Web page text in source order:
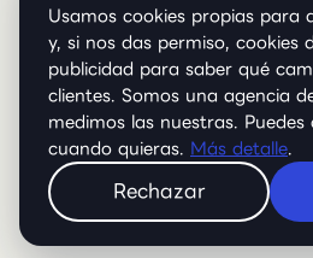
ROI Analytics· Analítica y CRO
© 2026 SEMStudio.Agency.
reservados.
Aviso legal
Política de privacidad
Usamos cookies propias para
y, si nos das permiso, cookies
publicidad para saber qué
clientes. Somos una agencia
medimos las nuestras.
cuando quieras. Más detalle.
Rechazar